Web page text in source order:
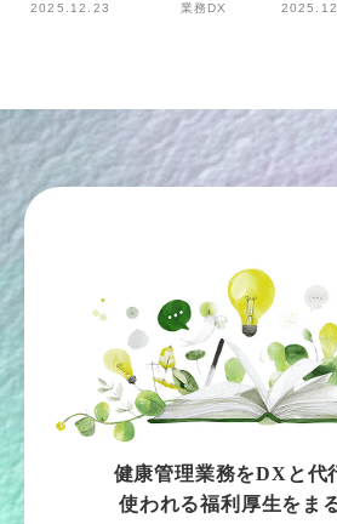
2025.12.23 業務DX
健康管理業務をDXと代
使われる福利厚生をま